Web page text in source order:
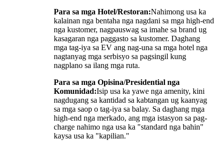
Para sa mga Hotel/Restoran:Nahimong usa ka
kalainan nga bentaha nga nagdani sa mga high-end
nga kustomer, nagpauswag sa imahe sa brand ug
kasagaran nga paggasto sa kustomer. Daghang
mga tag-iya sa EV ang nag-una sa mga hotel nga
nagtanyag mga serbisyo sa pagsingil kung
nagplano sa ilang mga ruta.
Para sa mga Opisina/Presidential nga
Komunidad:Isip usa ka yawe nga amenity, kini
nagdugang sa kantidad sa kabtangan ug kaanyag
sa mga saop o tag-iya sa balay. Sa daghang mga
high-end nga merkado, ang mga istasyon sa pag-
charge nahimo nga usa ka "standard nga bahin"
kaysa usa ka "kapilian."